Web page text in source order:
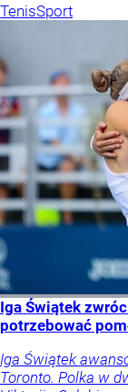
TenisSport
Iga Świątek
potrzebować
Iga Świątek
Toronto. Polka w